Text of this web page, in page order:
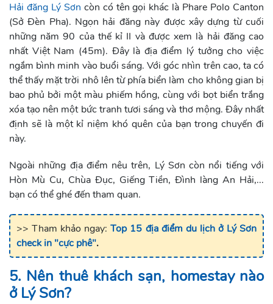
Hải đăng Lý Sơn còn có tên gọi khác là Phare Polo Canton
(Sở Đèn Pha). Ngọn hải đăng này được xây dựng từ cuối
những năm 90 của thế kỉ II và được xem là hải đăng cao
nhất Việt Nam (45m). Đây là địa điểm lý tưởng cho việc
ngắm bình minh vào buổi sáng. Với góc nhìn trên cao, ta có
thể thấy mặt trời nhô lên từ phía biển làm cho không gian bị
bao phủ bởi một màu phiếm hồng, cùng với bọt biển trắng
xóa tạo nên một bức tranh tươi sáng và thơ mộng. Đây nhất
định sẽ là một kỉ niệm khó quên của bạn trong chuyến đi
này.
Ngoài những địa điểm nêu trên, Lý Sơn còn nổi tiếng với
Hòn Mù Cu, Chùa Đục, Giếng Tiền, Đình làng An Hải,...
bạn có thể ghé đến tham quan.
>> Tham khảo ngay:Top 15 địa điểm du lịch ở Lý Sơn
check in "cực phê".
5. Nên thuê khách sạn, homestay nào
ở Lý Sơn?